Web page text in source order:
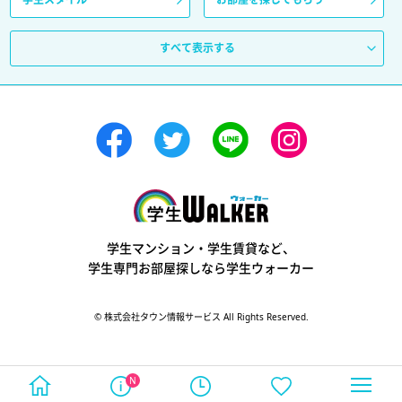
すべて表示する
学生マンション・学生賃貸など、
学生専門お部屋探しなら学生ウォーカー
© 株式会社タウン情報サービス All Rights Reserved.